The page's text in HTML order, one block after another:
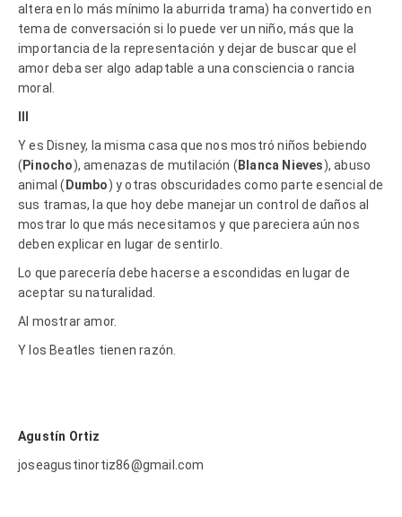
altera en lo más mínimo la aburrida trama) ha convertido en
tema de conversación si lo puede ver un niño, más que la
importancia de la representación y dejar de buscar que el
amor deba ser algo adaptable a una consciencia o rancia
moral.
III
Y es Disney, la misma casa que nos mostró niños bebiendo
(Pinocho), amenazas de mutilación (Blanca Nieves), abuso
animal (Dumbo) y otras obscuridades como parte esencial de
sus tramas, la que hoy debe manejar un control de daños al
mostrar lo que más necesitamos y que pareciera aún nos
deben explicar en lugar de sentirlo.
Lo que parecería debe hacerse a escondidas en lugar de
aceptar su naturalidad.
Al mostrar amor.
Y los Beatles tienen razón.
Agustín Ortiz
joseagustinortiz86@gmail.com